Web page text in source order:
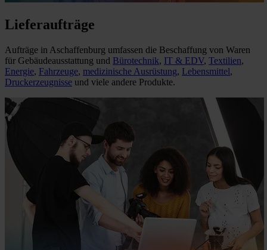
Lieferaufträge
Aufträge in Aschaffenburg umfassen die Beschaffung von Waren
für Gebäudeausstattung und Bürotechnik, IT & EDV, Textilien,
Energie, Fahrzeuge, medizinische Ausrüstung, Lebensmittel,
Druckerzeugnisse und viele andere Produkte.